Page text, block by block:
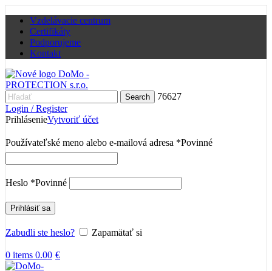
Vzdelávacie centrum
Certifikáty
Podporujeme
Kontakt
Search
76627
Login / Register
PrihlásenieVytvoriť účet
Používateľské meno alebo e-mailová adresa *Povinné
Heslo *Povinné
Prihlásiť sa
Zabudli ste heslo? Zapamätať si
0 items 0.00 €